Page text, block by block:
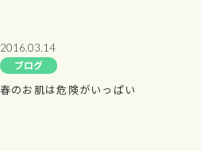
2016.03.14
ブログ
春のお肌は危険がいっぱい